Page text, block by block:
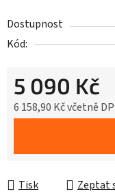
Dostupnost
Kód:
5 090 Kč
6 158,90 Kč včetně
Tisk Zeptat